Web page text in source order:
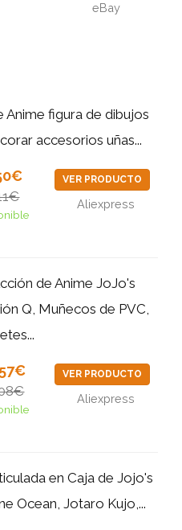
eBay
Anime figura de dibujos
accesorios uñas...
VER PRODUCTO
Aliexpress
de Anime JoJo's
Q, Muñecos de PVC,
VER PRODUCTO
Aliexpress
en Caja de Jojo's
Ocean, Jotaro Kujo,...